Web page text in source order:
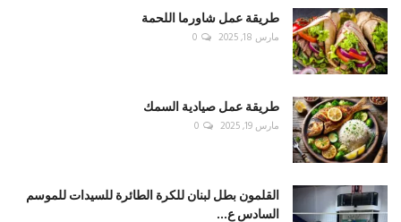
طريقة عمل شاورما اللحمة
مارس 18, 2025 0
طريقة عمل صيادية السمك
مارس 19, 2025 0
القلمون بطل لبنان للكرة الطائرة للسيدات للموسم
السادس ع...